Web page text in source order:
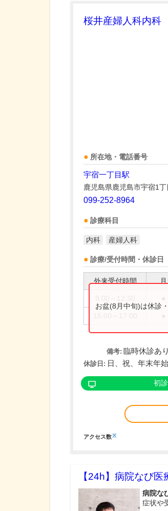
桜井産婦人科内科
所在地・電話番号
宇宿一丁目駅
鹿児島県鹿児島市宇宿1
099-252-8964
診療科目
内科 産婦人科
診療/受付時間・休診日
外来受付時間 月
お盆(8月中旬)は休診
備考: 臨時休診あり
休診日: 日、祝、年末年始
初
アクセス数※
【24h】 病院なび医
病院な
症状や